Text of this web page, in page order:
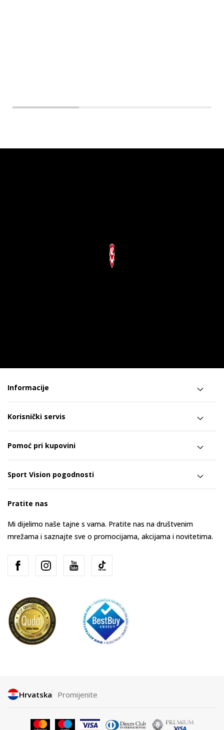
Informacije
Korisnički servis
Pomoć pri kupovini
Sport Vision pogodnosti
Pratite nas
Mi dijelimo naše tajne s vama. Pratite nas na društvenim
mrežama i saznajte sve o promocijama, akcijama i novitetima.
Hrvatska Promijenite